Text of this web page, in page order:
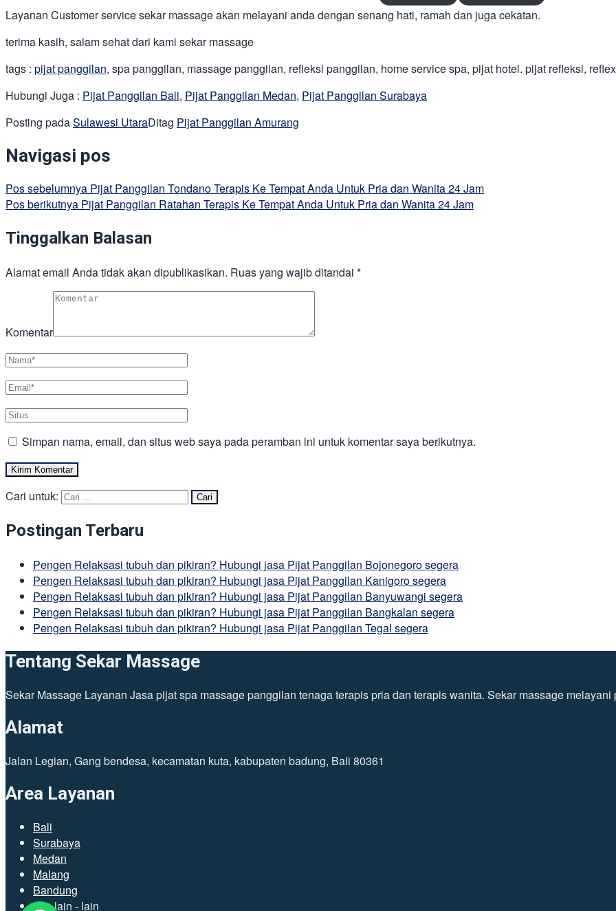
Layanan Customer service sekar massage akan melayani anda dengan senang hati, ramah dan juga cekatan.
terima kasih, salam sehat dari kami sekar massage
tags : pijat panggilan, spa panggilan, massage panggilan, refleksi panggilan, home service spa, pijat hotel. pijat refleksi,
Hubungi Juga : Pijat Panggilan Bali, Pijat Panggilan Medan, Pijat Panggilan Surabaya
Posting padaSulawesi UtaraDitag Pijat Panggilan Amurang
Navigasi pos
Pos sebelumnya Pijat Panggilan Tondano Terapis Ke Tempat Anda Untuk Pria dan Wanita 24 Jam
Pos berikutnya Pijat Panggilan Ratahan Terapis Ke Tempat Anda Untuk Pria dan Wanita 24 Jam
Tinggalkan Balasan
Alamat email Anda tidak akan dipublikasikan. Ruas yang wajib ditandai *
Komentar
Simpan nama, email, dan situs web saya pada peramban ini untuk komentar saya berikutnya.
Cari untuk:
Postingan Terbaru
Pengen Relaksasi tubuh dan pikiran? Hubungi jasa Pijat Panggilan Bojonegoro segera
Pengen Relaksasi tubuh dan pikiran? Hubungi jasa Pijat Panggilan Kanigoro segera
Pengen Relaksasi tubuh dan pikiran? Hubungi jasa Pijat Panggilan Banyuwangi segera
Pengen Relaksasi tubuh dan pikiran? Hubungi jasa Pijat Panggilan Bangkalan segera
Pengen Relaksasi tubuh dan pikiran? Hubungi jasa Pijat Panggilan Tegal segera
Tentang Sekar Massage
Sekar Massage Layanan Jasa pijat spa massage panggilan tenaga terapis pria dan terapis wanita. Sekar massage
Alamat
Jalan Legian, Gang bendesa, kecamatan kuta, kabupaten badung, Bali 80361
Area Layanan
Bali
Surabaya
Medan
Malang
Bandung
dan lain - lain